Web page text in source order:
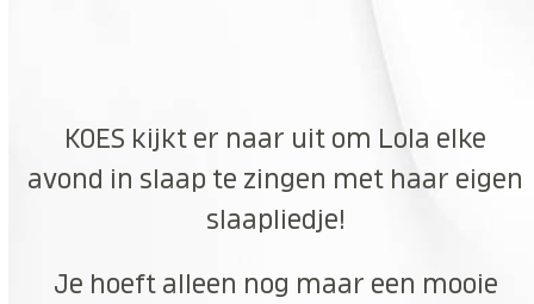
KOES kijkt er naar uit om Lola elke
avond in slaap te zingen met haar eigen
slaapliedje!
Je hoeft alleen nog maar een mooie